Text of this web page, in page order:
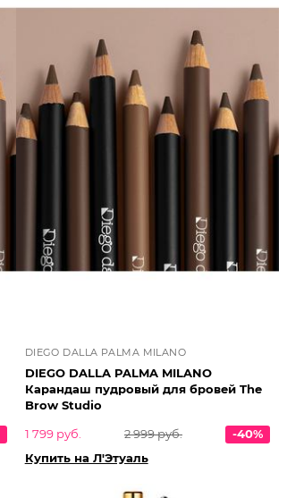
DIEGO DALLA PALMA MILANO
DIEGO DALLA PALMA MILANO
Карандаш пудровый для бровей The
Brow Studio
1 799 руб.
2 999 руб.
-40%
Купить на Л'Этуаль